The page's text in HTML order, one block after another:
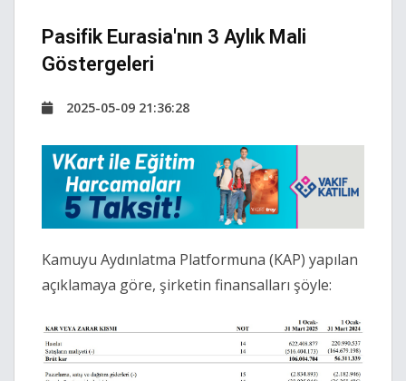
Pasifik Eurasia'nın 3 Aylık Mali
Göstergeleri
2025-05-09 21:36:28
Kamuyu Aydınlatma Platformuna (KAP) yapılan
açıklamaya göre, şirketin finansalları şöyle: